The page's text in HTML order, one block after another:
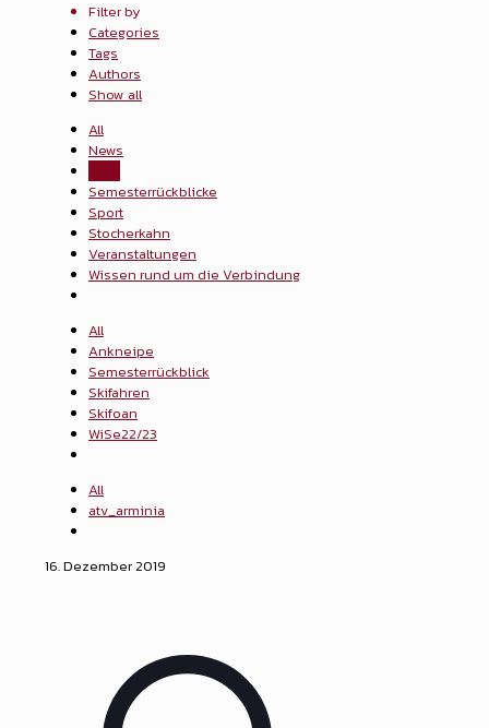
Filter by
Categories
Tags
Authors
Show all
All
News
Semesterrückblicke
Sport
Stocherkahn
Veranstaltungen
Wissen rund um die Verbindung
All
Ankneipe
Semesterrückblick
Skifahren
Skifoan
WiSe22/23
All
atv_arminia
16. Dezember 2019